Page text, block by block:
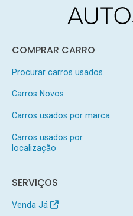
COMPRAR CARRO
Procurar carros usados
Carros Novos
Carros usados por marca
Carros usados por
localização
SERVIÇOS
Venda Já